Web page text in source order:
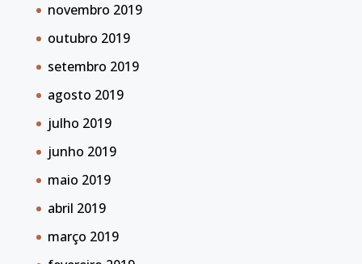
novembro 2019
outubro 2019
setembro 2019
agosto 2019
julho 2019
junho 2019
maio 2019
abril 2019
março 2019